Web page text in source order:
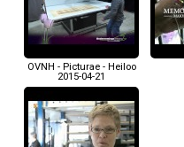
OVNH - Picturae - Heiloo
2015-04-21